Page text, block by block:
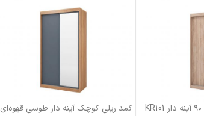
کمد ریلی کوچک آینه دار طوسی قهوه‌ای